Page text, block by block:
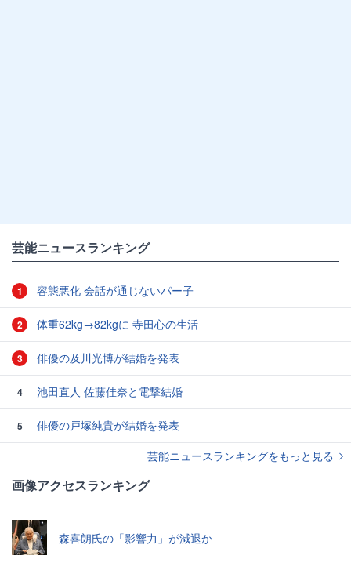
芸能ニュースランキング
1 容態悪化 会話が通じないパー子
2 体重62kg→82kgに 寺田心の生活
3 俳優の及川光博が結婚を発表
4 池田直人 佐藤佳奈と電撃結婚
5
俳優の戸塚純貴が結婚を発表
芸能ニュースランキングをもっと見る
画像アクセスランキング
森喜朗氏の「影響力」が減退か